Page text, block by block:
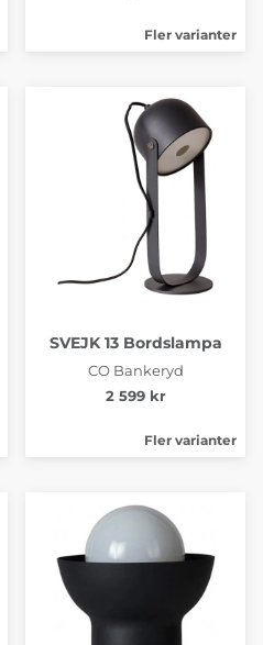
Fler varianter
SVEJK 13 Bordslampa
CO Bankeryd
2 599 kr
Fler varianter